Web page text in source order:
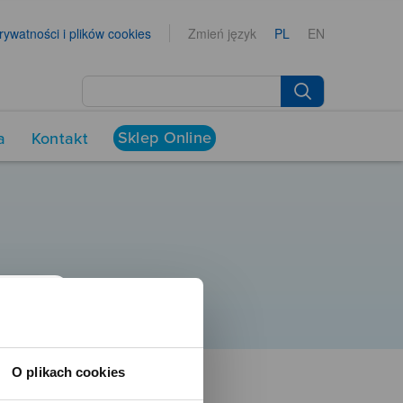
O plikach cookies
i plików cookies Zmień język PL EN
Kontakt Sklep Online